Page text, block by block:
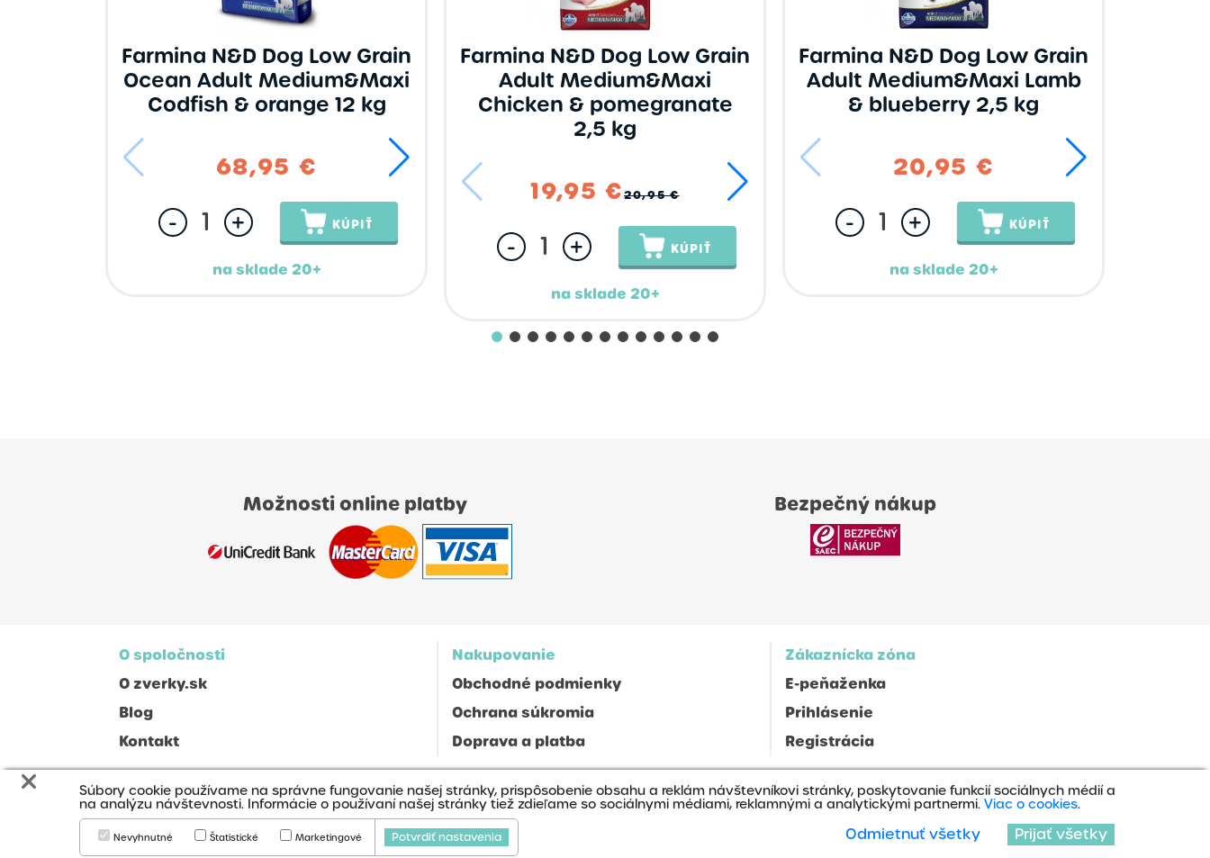
Farmina N&D Dog Low Grain
Ocean Adult Medium&Maxi
Codfish & orange 12 kg
68,95 €
- + KÚPIŤ
na sklade 20+
Farmina N&D Dog Low Grain
Adult Medium&Maxi
Chicken & pomegranate
2,5 kg
19,95 €20,95 €
- + KÚPIŤ
na sklade 20+
Farmina N&D Dog Low Grain
Adult Medium&Maxi Lamb
& blueberry 2,5 kg
20,95 €
- + KÚPIŤ
na sklade 20+
Možnosti online platby Bezpečný nákup
O spoločnosti
O zverky.sk
Blog
Kontakt
Nakupovanie
Obchodné podmienky
Ochrana súkromia
Doprava a platba
Zákaznícka zóna
E-peňaženka
Prihlásenie
Registrácia
2020 © Zverky s.r.o., Všetky práva vyhradené
Nájdete nás na:
Cookies
Súbory cookie používame na správne fungovanie našej stránky, prispôsobenie obsahu a reklám návštevníkovi stránky, poskytovanie funkcií sociálnych médií a
na analýzu návštevnosti. Informácie o používaní našej stránky tiež zdieľame so sociálnymi médiami, reklamnými a analytickými partnermi. Viac o cookies.
Odmietnuť všetky Prijať všetky
Nevyhnutné Štatistické Marketingové Potvrdiť nastavenia